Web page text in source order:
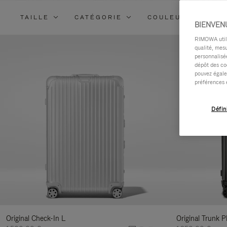
TAILLE CATÉGORIE COULEUR
Original Check-In L
Original Trunk
RIMOWA
qualité,
dépôt des
pouvez
préférences